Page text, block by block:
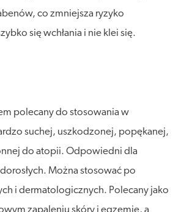
co zmniejsza ryzyko
się wchłania i nie klei się.
polecany do stosowania w
suchej, uszkodzonej, popękanej,
do atopii. Odpowiedni dla
Można stosować po
i dermatologicznych. Polecany jako
zapaleniu skóry i egzemie, a